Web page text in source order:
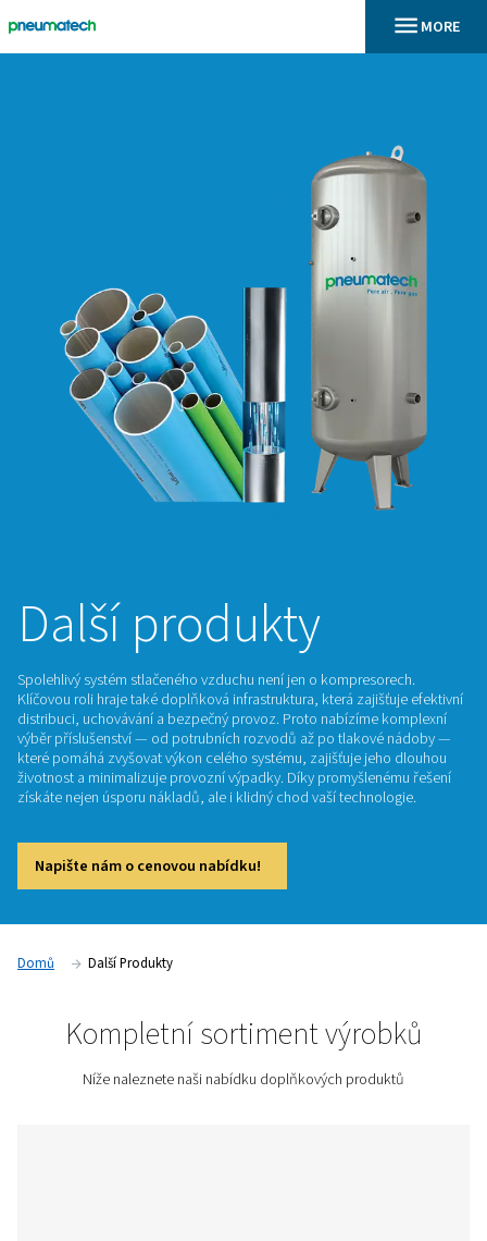
Další produkty
Spolehlivý systém stlačeného vzduchu není jen o
Klíčovou roli hraje také doplňková infrastruktura, která
distribuci, uchovávání a bezpečný provoz. Proto nabízíme
výběr příslušenství — od potrubních rozvodů až po
životnost a minimalizuje provozní výpadky. Díky
Napište nám o cenovou nabídku!